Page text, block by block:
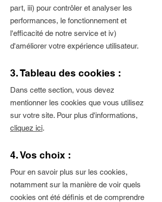
part, iii) pour contrôler et analyser les
performances, le fonctionnement et
l'efficacité de notre service et iv)
d'améliorer votre expérience utilisateur.
3. Tableau des cookies :
Dans cette section, vous devez
mentionner les cookies que vous utilisez
sur votre site. Pour plus d'informations,
cliquez ici.
4. Vos choix :
Pour en savoir plus sur les cookies,
notamment sur la manière de voir quels
cookies ont été définis et de comprendre